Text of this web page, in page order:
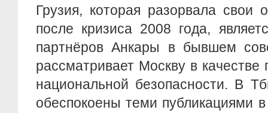
Грузия, которая разорвала свои
после кризиса 2008 года,
партнёров Анкары в бывшем
рассматривает Москву в качестве
национальной безопасности. В
обеспокоены теми публикациями